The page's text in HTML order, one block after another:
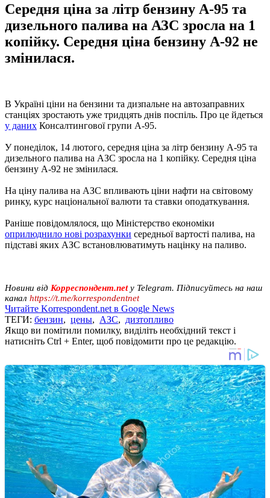
Середня ціна за літр бензину А-95 та
дизельного палива на АЗС зросла на 1
копійку. Середня ціна бензину А-92 не
змінилася.
В Україні ціни на бензини та дизпальне на автозаправних
станціях зростають уже тридцять днів поспіль. Про це йдеться
у даних Консалтингової групи А-95.
У понеділок, 14 лютого, середня ціна за літр бензину А-95 та
дизельного палива на АЗС зросла на 1 копійку. Середня ціна
бензину А-92 не змінилася.
На ціну палива на АЗС впливають ціни нафти на світовому
ринку, курс національної валюти та ставки оподаткування.
Раніше повідомлялося, що Міністерство економіки
оприлюднило нові розрахунки середньої вартості палива, на
підставі яких АЗС встановлюватимуть націнку на паливо.
Новини від Корреспондент.netу Telegram. Підписуйтесь на наш
канал https://t.me/korrespondentnet
Читайте Korrespondent.net в Google News
ТЕГИ: бензин, цены, АЗС, дизтопливо
Якщо ви помітили помилку, виділіть необхідний текст і
натисніть Ctrl + Enter, щоб повідомити про це редакцію.